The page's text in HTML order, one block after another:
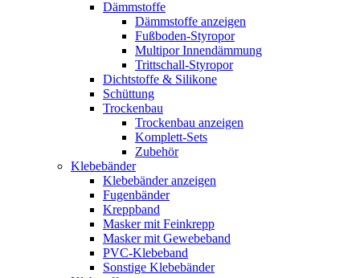
Dämmstoffe
Dämmstoffe anzeigen
Fußboden-Styropor
Multipor Innendämmung
Trittschall-Styropor
Dichtstoffe & Silikone
Schüttung
Trockenbau
Trockenbau anzeigen
Komplett-Sets
Zubehör
Klebebänder
Klebebänder anzeigen
Fugenbänder
Kreppband
Masker mit Feinkrepp
Masker mit Gewebeband
PVC-Klebeband
Sonstige Klebebänder